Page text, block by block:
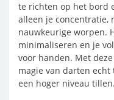
te richten op het bord
alleen je concentratie,
nauwkeurige worpen.
minimaliseren en je
voor handen. Met
magie van darten
een hoger niveau tillen.